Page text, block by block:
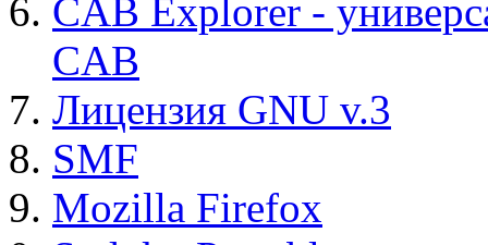
CAB Explorer -
CAB
Лицензия GNU v.3
SMF
Mozilla Firefox